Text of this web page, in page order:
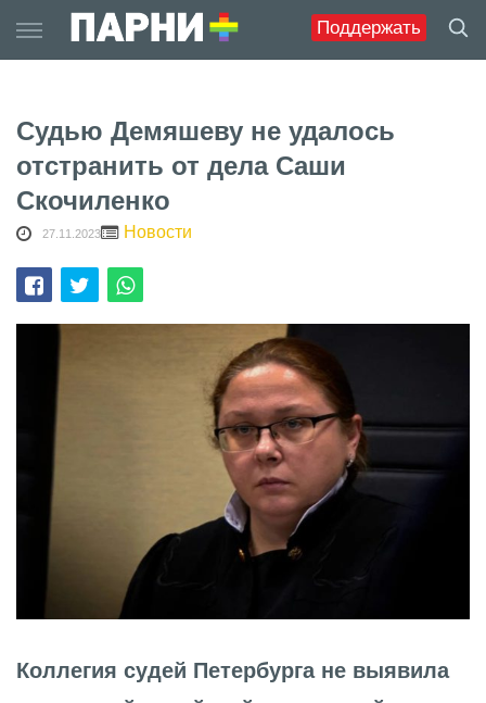
Поддержать
to
content
Судью Демяшеву не удалось
отстранить от дела Саши
Скочиленко
27.11.2023 Новости
Коллегия судей Петербурга не выявила